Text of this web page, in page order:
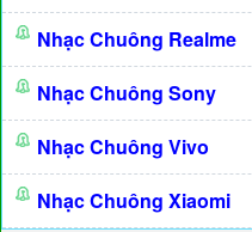
Nhạc Chuông Realme
Nhạc Chuông Sony
Nhạc Chuông Vivo
Nhạc Chuông Xiaomi